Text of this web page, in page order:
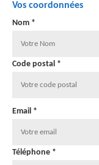
Vos coordonnées
Nom *
Code postal *
Email *
Téléphone *